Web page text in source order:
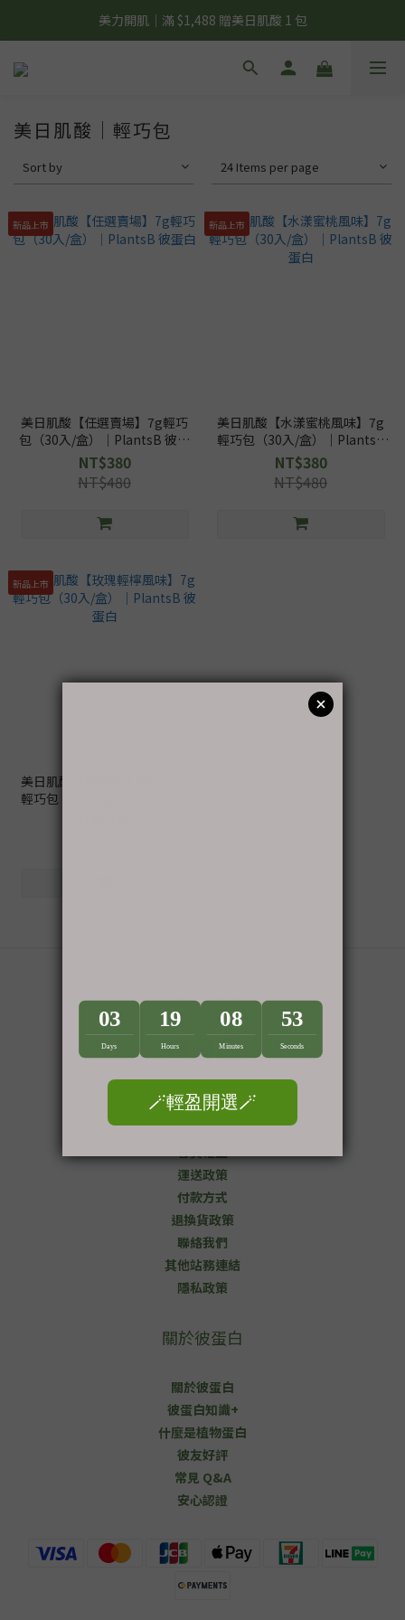
夏日輕補給｜500g 植物蛋白最低 $373 起
美力開肌｜滿 $1,488 贈美日肌酸 1 包
夏日輕補給｜500g 植物蛋白最低 $373 起
美日肌酸｜輕巧包
Sort by 24 Items per page
新品上市
美日肌酸【任選賣場】7g輕巧
包（30入/盒）｜PlantsB 彼蛋
白
NT$380
NT$480
新品上市
美日肌酸【水漾蜜桃風味】7g
輕巧包（30入/盒）｜PlantsB
彼蛋白
NT$380
NT$480
新品上市
美日肌酸【玫瑰輕檸風味】7g
輕巧包（30入/盒）｜PlantsB
Follow us
顧客服務
會員權益
運送政策
付款方式
退換貨政策
聯絡我們
其他站務連結
隱私政策
關於彼蛋白
關於彼蛋白
彼蛋白知識+
什麼是植物蛋白
彼友好評
常見 Q&A
安心認證